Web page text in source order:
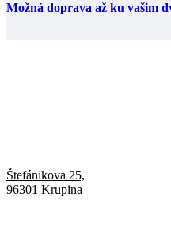
Možná doprava až ku vašim
Štefánikova 25,
96301 Krupina